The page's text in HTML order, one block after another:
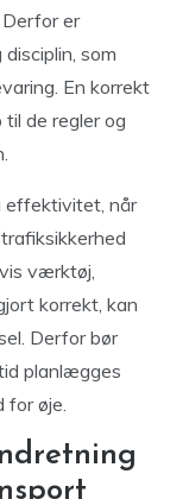
er
som
En korrekt
de regler og
effektivitet, når
værktøj,
korrekt, kan
Derfor bør
planlægges
øje.